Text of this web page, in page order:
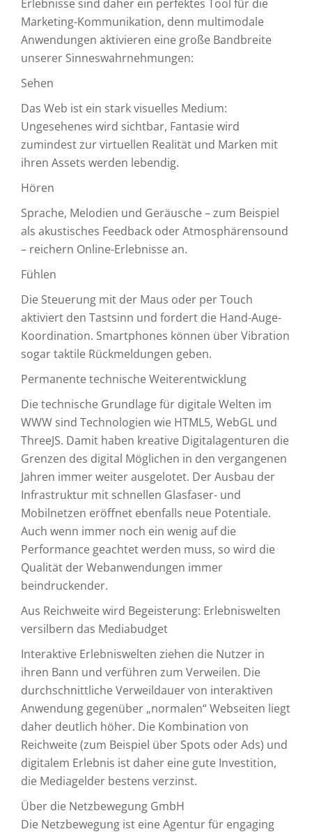
Erlebnisse sind daher ein perfektes Tool für die
Marketing-Kommunikation, denn multimodale
Anwendungen aktivieren eine große Bandbreite
unserer Sinneswahrnehmungen:
Sehen
Das Web ist ein stark visuelles Medium:
Ungesehenes wird sichtbar, Fantasie wird
zumindest zur virtuellen Realität und Marken mit
ihren Assets werden lebendig.
Hören
Sprache, Melodien und Geräusche – zum Beispiel
als akustisches Feedback oder Atmosphärensound
– reichern Online-Erlebnisse an.
Fühlen
Die Steuerung mit der Maus oder per Touch
aktiviert den Tastsinn und fordert die Hand-Auge-
Koordination. Smartphones können über Vibration
sogar taktile Rückmeldungen geben.
Permanente technische Weiterentwicklung
Die technische Grundlage für digitale Welten im
WWW sind Technologien wie HTML5, WebGL und
ThreeJS. Damit haben kreative Digitalagenturen die
Grenzen des digital Möglichen in den vergangenen
Jahren immer weiter ausgelotet. Der Ausbau der
Infrastruktur mit schnellen Glasfaser- und
Mobilnetzen eröffnet ebenfalls neue Potentiale.
Auch wenn immer noch ein wenig auf die
Performance geachtet werden muss, so wird die
Qualität der Webanwendungen immer
beindruckender.
Aus Reichweite wird Begeisterung: Erlebniswelten
versilbern das Mediabudget
Interaktive Erlebniswelten ziehen die Nutzer in
ihren Bann und verführen zum Verweilen. Die
durchschnittliche Verweildauer von interaktiven
Anwendung gegenüber „normalen“ Webseiten liegt
daher deutlich höher. Die Kombination von
Reichweite (zum Beispiel über Spots oder Ads) und
digitalem Erlebnis ist daher eine gute Investition,
die Mediagelder bestens verzinst.
Über die Netzbewegung GmbH
Die Netzbewegung ist eine Agentur für engaging